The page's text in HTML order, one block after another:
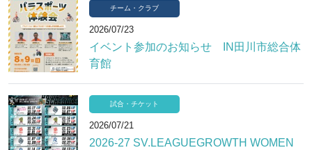
チーム・クラブ
2026/07/23
イベント参加のお知らせ IN田川市総合体
育館
試合・チケット
2026/07/21
2026-27 SV.LEAGUEGROWTH WOMEN